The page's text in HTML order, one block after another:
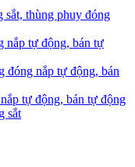
sắt, thùng phuy đóng
nắp tự động, bán tự
đóng nắp tự động, bán
tự động, bán tự động
sắt